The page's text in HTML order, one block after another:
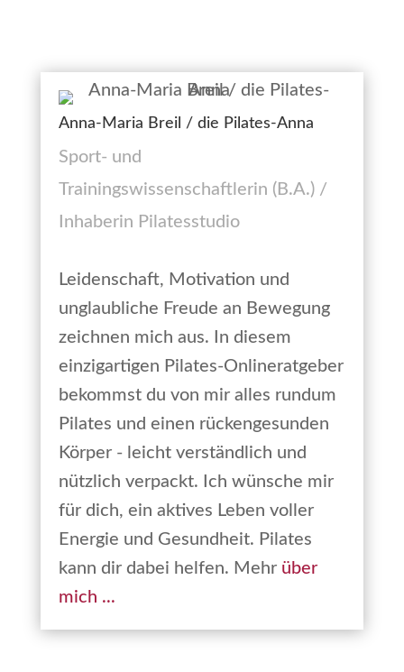
Anna-Maria Breil / die Pilates-Anna
Sport- und
Trainingswissenschaftlerin (B.A.) /
Inhaberin Pilatesstudio
Leidenschaft, Motivation und
unglaubliche Freude an Bewegung
zeichnen mich aus. In diesem
einzigartigen Pilates-Onlineratgeber
bekommst du von mir alles rundum
Pilates und einen rückengesunden
Körper - leicht verständlich und
nützlich verpackt. Ich wünsche mir
für dich, ein aktives Leben voller
Energie und Gesundheit. Pilates
kann dir dabei helfen. Mehr über
mich ...